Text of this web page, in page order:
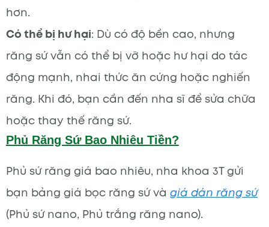
hơn.
Có thể bị hư hại: Dù có độ bền cao, nhưng
răng sứ vẫn có thể bị vỡ hoặc hư hại do tác
động mạnh, nhai thức ăn cứng hoặc nghiến
răng. Khi đó, bạn cần đến nha sĩ để sửa chữa
hoặc thay thế răng sứ.
Phủ Răng Sứ Bao Nhiêu Tiền?
Phủ sứ răng giá bao nhiêu, nha khoa 3T gửi
bạn bảng giá bọc răng sứ và giá dán răng sứ
(Phủ sứ nano, Phủ trắng răng nano).